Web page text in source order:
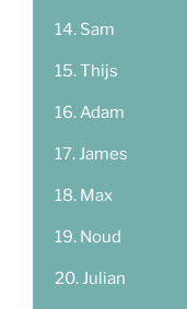
Sam
Thijs
Adam
James
Max
Noud
Julian